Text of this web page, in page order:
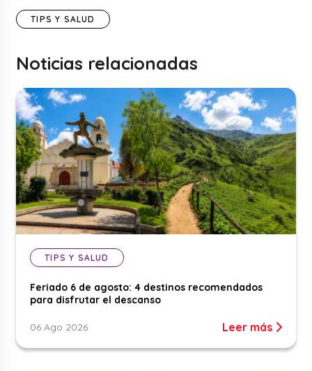
TIPS Y SALUD
Noticias relacionadas
TIPS Y SALUD
Feriado 6 de agosto: 4 destinos recomendados
para disfrutar el descanso
06 Ago 2026 Leer más